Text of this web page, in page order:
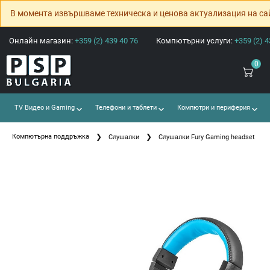
В момента извършваме техническа и ценова актуализация на
Онлайн магазин: +359 (2) 439 40 76 Компютърни услуги: +359 (2)
0
TV Видео и Gaming Телефони и таблети Компютри и периферия
Компютърна поддръжка Слушалки Слушалки Fury Gaming headset